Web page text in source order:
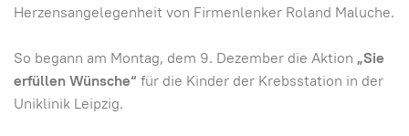
Herzensangelegenheit von Firmenlenker Roland Maluche.
So begann am Montag, dem 9. Dezember die Aktion „Sie
erfüllen Wünsche“ für die Kinder der Krebsstation in der
Uniklinik Leipzig.